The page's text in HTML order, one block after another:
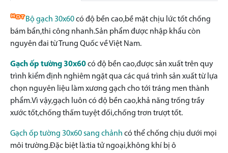
Bộ gạch 30x60có độ bền cao,bề mặt chịu lức tốt chống
bám bẩn,thi công nhanh.Sản phẩm được nhập khẩu còn
nguyên đai từ Trung Quốc về Việt Nam.
Gạch ốp tường30x60có độ bền cao,được sản xuất trên quy
trình kiểm định nghiêm ngặt qua các quá trình sản xuất từ lựa
chọn nguyên liệu làm xương gạch cho tới tráng men thành
phẩm.Vì vậy,gạch luôn có độ bền cao,khả năng trống trầy
xước tốt,chống thấm tuyệt đối,chống trơn trượt tốt.
Gạch ốp tường 30x60sang chảnh có thể chống chịu dưới mọi
môi trường.Đặc biệt là:tia tử ngoại,không khí bị ô